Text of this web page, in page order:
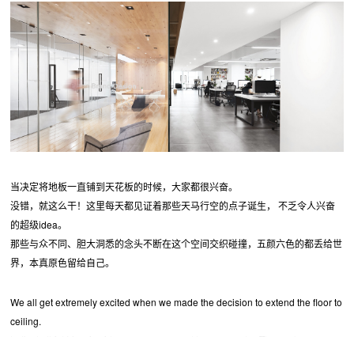
当决定将地板一直铺到天花板的时候，大家都很兴奋。
没错，就这么干！这里每天都见证着那些天马行空的点子诞生， 不乏令人兴奋
的超级idea。
那些与众不同、胆大洞悉的念头不断在这个空间交织碰撞，五颜六色的都丢给世
界，本真原色留给自己。
We all get extremely excited when we made the decision to extend the floor to
ceiling.